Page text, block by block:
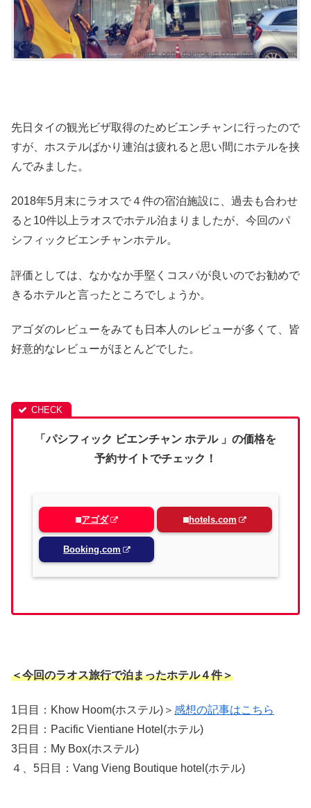
先日タイの観光ビザ取得のためビエンチャンに行ったので
すが、ホステルばかり連泊は疲れると思い間にホテルを挟
んでみました。
2018年5月末にラオスで４件の宿泊施設に、過去も合わせ
ると10件以上ラオスでホテル泊まりましたが、今回のパ
シフィックビエンチャンホテル。
評価としては、なかなか手堅くコスパが良いのでお勧めで
きるホテルと言ったところでしょうか。
アゴダのレビューをみても日本人のレビューが多くて、皆
好意的なレビューがほとんどでした。
「パシフィック ビエンチャン ホテル 」の価格を
予約サイトでチェック！
アゴダ hotels.com
Booking.com
＜今回のラオス旅行で泊まったホテル４件＞
1日目：Khow Hoom(ホステル)＞ 感想の記事はこちら
2日目：Pacific Vientiane Hotel(ホテル)
3日目：My Box(ホステル)
４、5日目：Vang Vieng Boutique hotel(ホテル)